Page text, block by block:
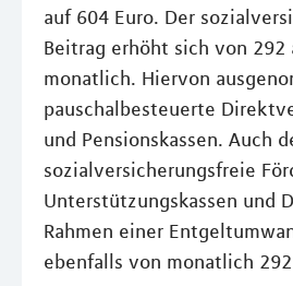
auf 604 Euro. Der
Beitrag erhöht sich von 292
monatlich. Hiervon
pauschalbesteuerte
und Pensionskassen. Auch
sozialversicherungsfreie
Unterstützungskassen und
Rahmen einer
ebenfalls von monatlich